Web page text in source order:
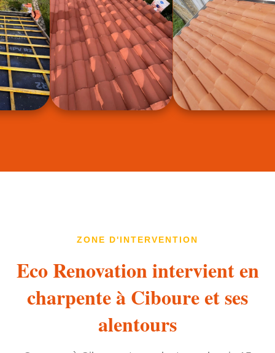
ZONE D'INTERVENTION
Eco Renovation intervient en
charpente à Ciboure et ses
alentours